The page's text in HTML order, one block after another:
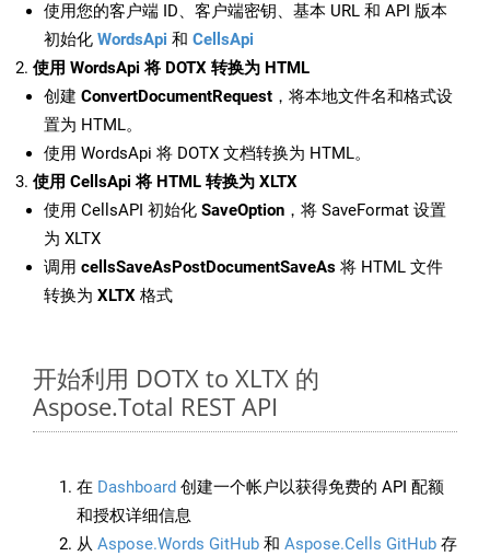
使用您的客户端 ID、客户端密钥、基本 URL 和 API 版本
初始化 WordsApi 和 CellsApi
使用 WordsApi 将 DOTX 转换为 HTML
创建 ConvertDocumentRequest ，将本地文件名和格式设
置为 HTML。
使用 WordsApi 将 DOTX 文档转换为 HTML。
使用 CellsApi 将 HTML 转换为 XLTX
使用 CellsAPI 初始化 SaveOption ，将 SaveFormat 设置
为 XLTX
调用 cellsSaveAsPostDocumentSaveAs 将 HTML 文件
转换为 XLTX 格式
开始利用 DOTX to XLTX 的
Aspose.Total REST API
在 Dashboard 创建一个帐户以获得免费的 API 配额
和授权详细信息
从 Aspose.Words GitHub 和 Aspose.Cells GitHub 存